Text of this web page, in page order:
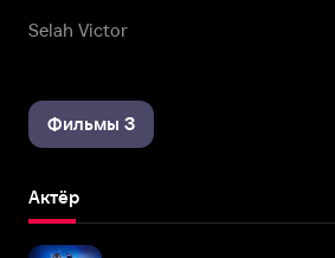
Selah Victor
Фильмы 3
Актёр